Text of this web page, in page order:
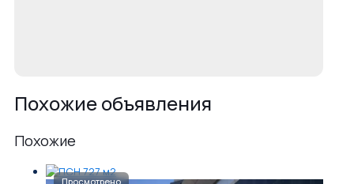
Похожие объявления
Похожие